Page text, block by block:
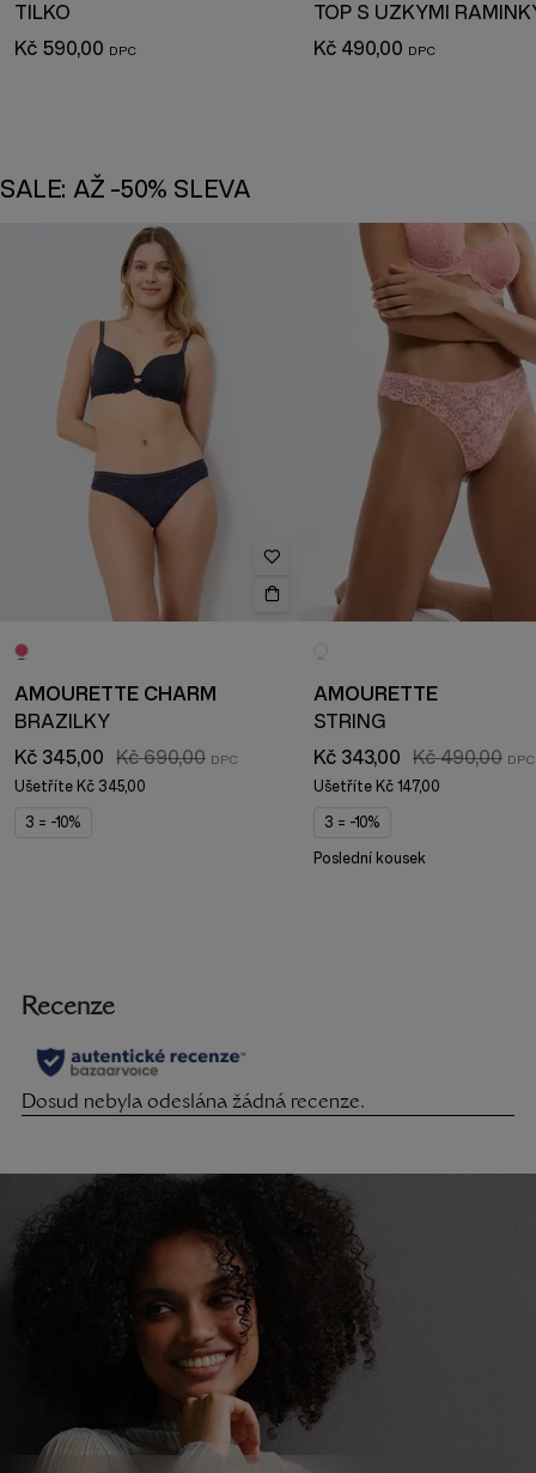
TÍLKO
Kč 590,00
TOP S ÚZKÝMI
Kč 490,00
SALE: AŽ -50% SLEVA
AMOURETTE CHARM
BRAZILKY
Kč 345,00
Kč 690,00
Ušetříte Kč 345,00
3 = -10%
AMOURETTE
STRING
Kč 343,00
Kč 490,00
Ušetříte Kč 147,00
3 = -10%
Poslední kousek